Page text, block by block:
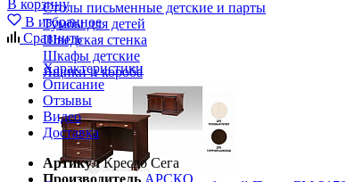
Столы письменные детские и парты
Тумбы для детей
Шведская стенка
Шкафы детские
Ящики и короба
В корзину
В избранное
Сравнить
Характеристики
Описание
Отзывы
Видео
Доставка
Артикул Кресло Сега